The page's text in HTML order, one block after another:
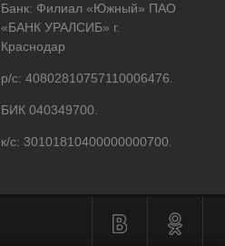
Банк: Филиал «Южный» ПАО
«БАНК УРАЛСИБ» г.
Краснодар
р/с: 40802810757110006476.
БИК 040349700.
к/с: 30101810400000000700.